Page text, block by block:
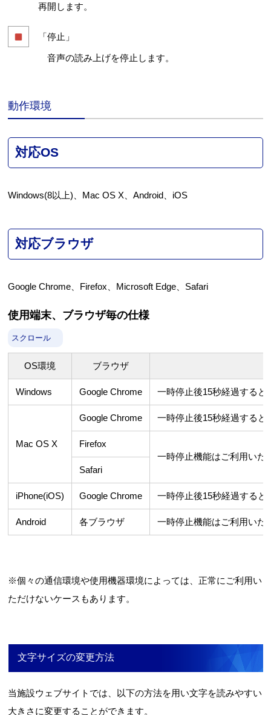
再開します。
「停止」
音声の読み上げを停止します。
動作環境
対応OS
Windows(8以上)、Mac OS X、Android、iOS
対応ブラウザ
Google Chrome、Firefox、Microsoft Edge、Safari
使用端末、ブラウザ毎の仕様
スクロール
OS環境 ブラウザ
Windows Google Chrome 一時停止後15秒経過する
Mac OS X
Google Chrome 一時停止後15秒経過する
Firefox
一時停止機能はご利用いた
Safari
iPhone(iOS) Google Chrome 一時停止後15秒経過する
Android 各ブラウザ 一時停止機能はご利用いた
※個々の通信環境や使用機器環境によっては、正常にご利用い
ただけないケースもあります。
文字サイズの変更方法
当施設ウェブサイトでは、以下の方法を用い文字を読みやすい
大きさに変更することができます。